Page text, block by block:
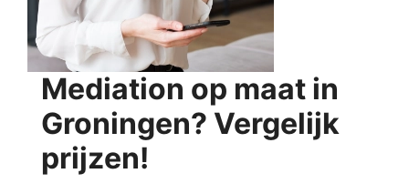
Mediation op maat in
Groningen? Vergelijk
prijzen!